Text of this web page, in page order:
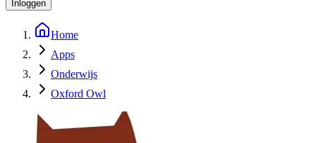
Inloggen
Home
Apps
Onderwijs
Oxford Owl